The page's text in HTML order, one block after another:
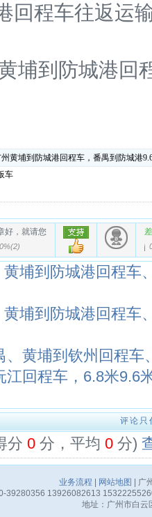
回程车往返运
埔到 防城港回
黄埔到防城港回程车，番禺到防城港
车
好，就请您
(2)
黄埔到防城港回程车
黄埔到防城港回程车
、黄埔到钦州回程车
江回程车，6.8米9.6
评论只
分 0 分，平均 0 分)
业务流程 网站地图
| 广
39280356 13926082613
地址：广州市白云